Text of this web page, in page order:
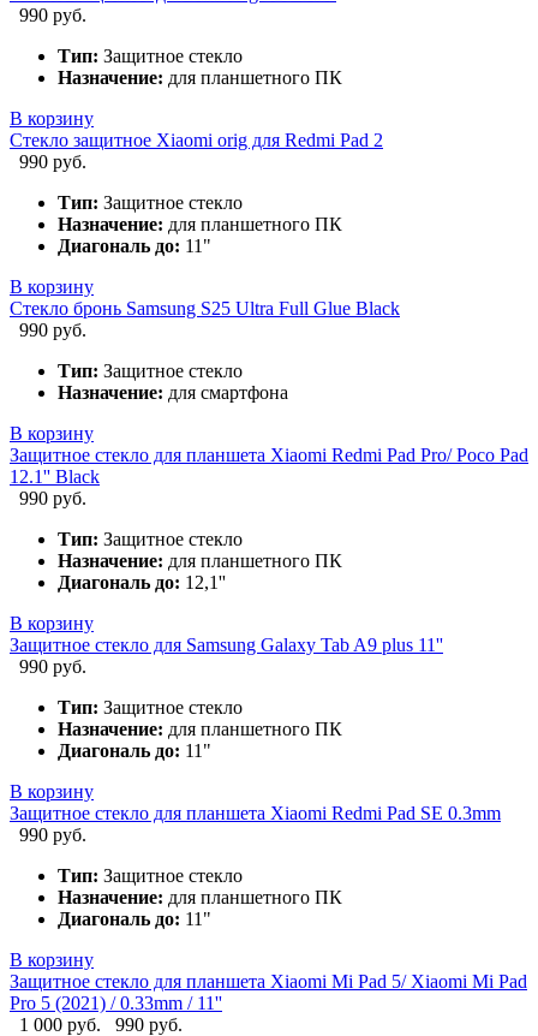
990 руб.
Тип: Защитное стекло
Назначение: для планшетного ПК
В корзину
Стекло защитное Xiaomi orig для Redmi Pad 2
990 руб.
Тип: Защитное стекло
Назначение: для планшетного ПК
Диагональ до: 11"
В корзину
Стекло бронь Samsung S25 Ultra Full Glue Black
990 руб.
Тип: Защитное стекло
Назначение: для смартфона
В корзину
Защитное стекло для планшета Xiaomi Redmi Pad Pro/ Poco Pad
12.1'' Black
990 руб.
Тип: Защитное стекло
Назначение: для планшетного ПК
Диагональ до: 12,1''
В корзину
Защитное стекло для Samsung Galaxy Tab A9 plus 11''
990 руб.
Тип: Защитное стекло
Назначение: для планшетного ПК
Диагональ до: 11"
В корзину
Защитное стекло для планшета Xiaomi Redmi Pad SE 0.3mm
990 руб.
Тип: Защитное стекло
Назначение: для планшетного ПК
Диагональ до: 11"
В корзину
Защитное стекло для планшета Xiaomi Mi Pad 5/ Xiaomi Mi Pad
Pro 5 (2021) / 0.33mm / 11''
1 000 руб.
990 руб.